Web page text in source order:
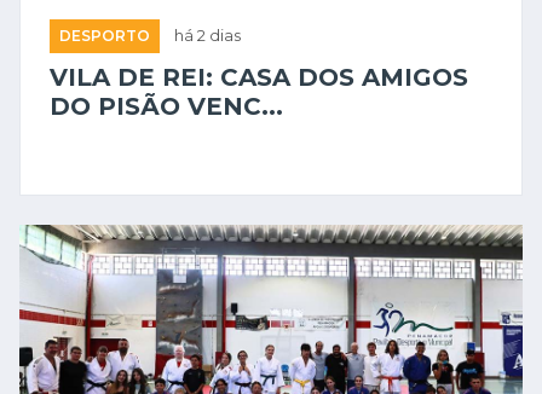
DESPORTO há 2 dias
VILA DE REI: CASA DOS AMIGOS
DO PISÃO VENC...